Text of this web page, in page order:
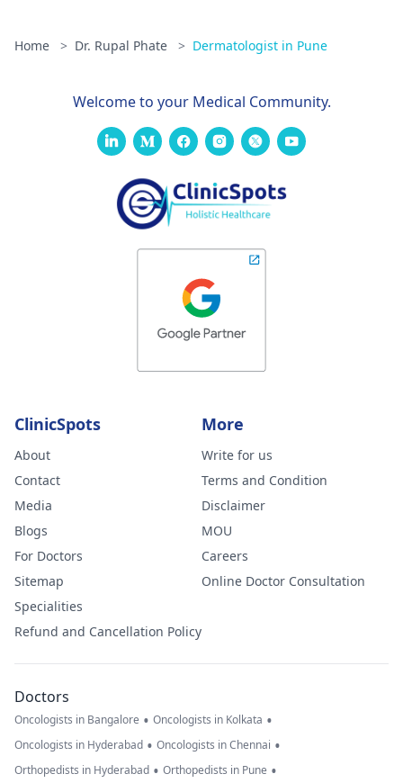
Home > Dr. Rupal Phate > Dermatologist in Pune
Welcome to your Medical Community.
ClinicSpots
About
Contact
Media
Blogs
For Doctors
Sitemap
Specialities
Refund and Cancellation Policy
More
Write for us
Terms and Condition
Disclaimer
MOU
Careers
Online Doctor Consultation
Doctors
Oncologists in Bangalore • Oncologists in Kolkata •
Oncologists in Hyderabad • Oncologists in Chennai •
Orthopedists in Hyderabad • Orthopedists in Pune •